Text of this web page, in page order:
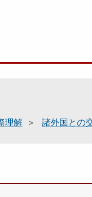
理解 諸外国との